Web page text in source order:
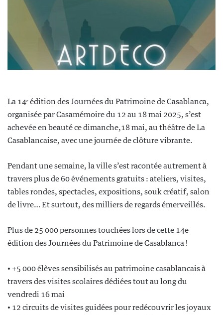
La 14ᵉ édition des Journées du Patrimoine de Casablanca,
organisée par Casamémoire du 12 au 18 mai 2025, s’est
achevée en beauté ce dimanche,18 mai, au théâtre de La
Casablancaise, avec une journée de clôture vibrante.
Pendant une semaine, la ville s’est racontée autrement à
travers plus de 60 événements gratuits : ateliers, visites,
tables rondes, spectacles, expositions, souk créatif, salon
de livre… Et surtout, des milliers de regards émerveillés.
Plus de 25 000 personnes touchées lors de cette 14e
édition des Journées du Patrimoine de Casablanca !
• +5 000 élèves sensibilisés au patrimoine casablancais à
travers des visites scolaires dédiées tout au long du
vendredi 16 mai
• 12 circuits de visites guidées pour redécouvrir les joyaux